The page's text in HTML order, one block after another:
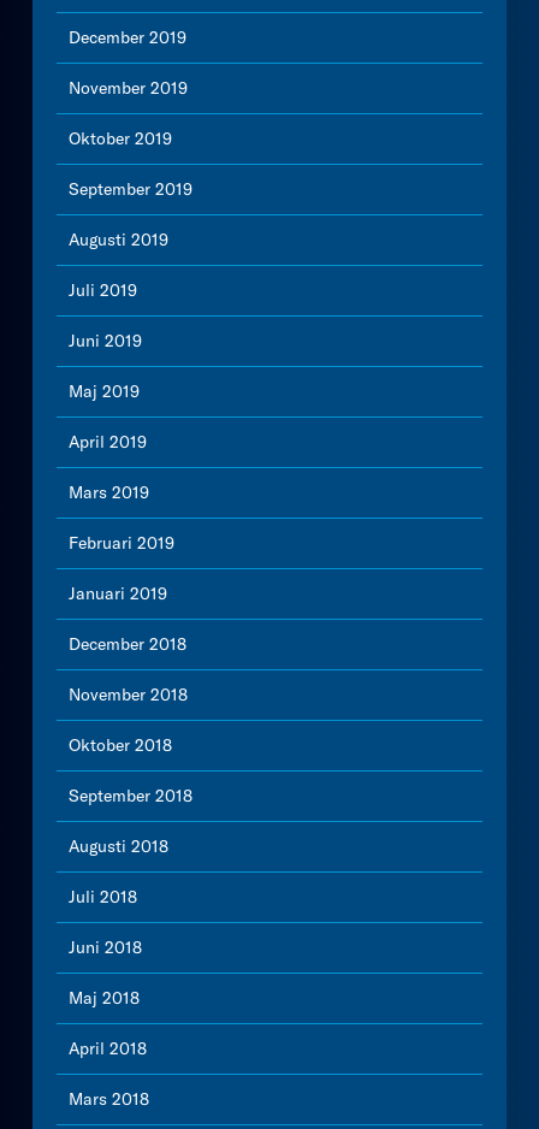
December 2019
November 2019
Oktober 2019
September 2019
Augusti 2019
Juli 2019
Juni 2019
Maj 2019
April 2019
Mars 2019
Februari 2019
Januari 2019
December 2018
November 2018
Oktober 2018
September 2018
Augusti 2018
Juli 2018
Juni 2018
Maj 2018
April 2018
Mars 2018